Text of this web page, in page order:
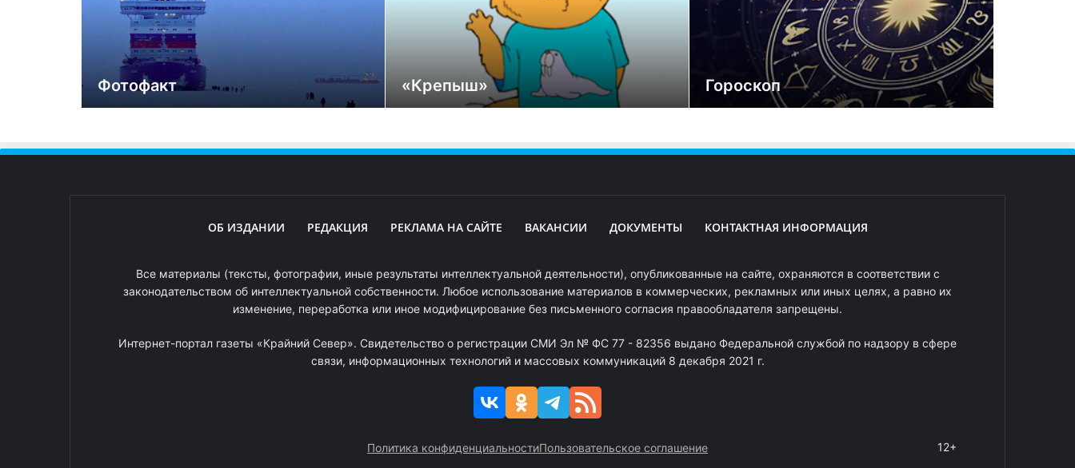
Фотофакт «Крепыш» Гороскоп
ОБ ИЗДАНИИ РЕДАКЦИЯ РЕКЛАМА НА САЙТЕ ВАКАНСИИ ДОКУМЕНТЫ КОНТАКТНАЯ ИНФОРМАЦИЯ
Все материалы (тексты, фотографии, иные результаты интеллектуальной деятельности), опубликованные на сайте, охраняются в соответствии с
законодательством об интеллектуальной собственности. Любое использование материалов в коммерческих, рекламных или иных целях, а равно их
изменение, переработка или иное модифицирование без письменного согласия правообладателя запрещены.
Интернет-портал газеты «Крайний Север». Свидетельство о регистрации СМИ Эл № ФС 77 - 82356 выдано Федеральной службой по надзору в сфере
связи, информационных технологий и массовых коммуникаций 8 декабря 2021 г.
Политика конфиденциальностиПользовательское соглашение 12+